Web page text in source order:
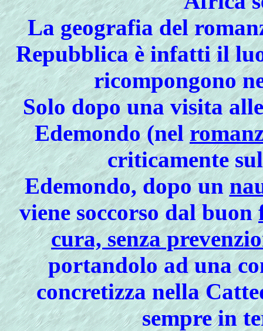
La geografia del
Repubblica è infatti il
ricompongono
Solo dopo una visita
Edemondo(nel
criticamente
Edemondo, dopo un
viene soccorso dal buon
cura, senza
portandolo ad una
concretizza nella
sempre in